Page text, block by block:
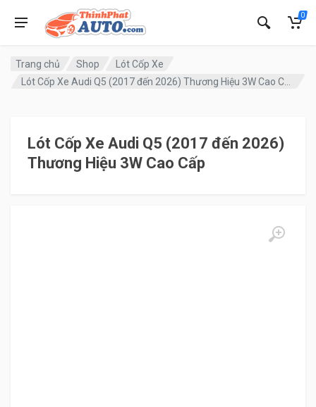
0
Trang chủ Shop
Lót Cốp Xe
Lót Cốp Xe Audi Q5 (2017 đến 2026)
Thương Hiệu 3W Cao Cấp